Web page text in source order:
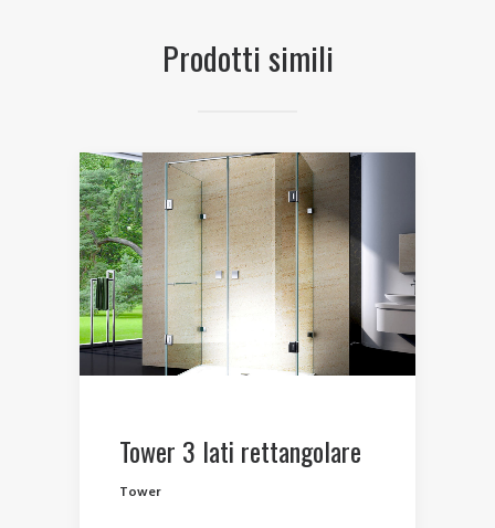
Prodotti simili
Tower 3 lati rettangolare
Tower